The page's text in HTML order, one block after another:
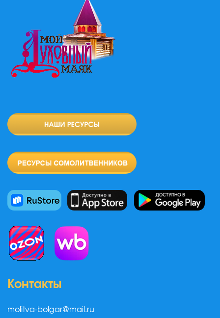
Контакты
molitva-bolgar@mail.ru